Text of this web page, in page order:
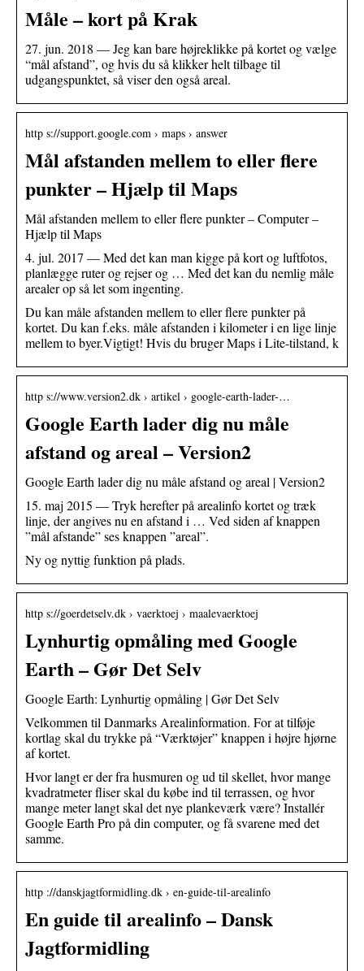
Måle – kort på Krak
27. jun. 2018 — Jeg kan bare højreklikke på kortet og vælge
“mål afstand”, og hvis du så klikker helt tilbage til
udgangspunktet, så viser den også areal.
http s://support.google.com › maps › answer
Mål afstanden mellem to eller flere
punkter – Hjælp til Maps
Mål afstanden mellem to eller flere punkter – Computer –
Hjælp til Maps
4. jul. 2017 — Med det kan man kigge på kort og luftfotos,
planlægge ruter og rejser og … Med det kan du nemlig måle
arealer op så let som ingenting.
Du kan måle afstanden mellem to eller flere punkter på
kortet. Du kan f.eks. måle afstanden i kilometer i en lige linje
mellem to byer.Vigtigt! Hvis du bruger Maps i Lite-tilstand, k
http s://www.version2.dk › artikel › google-earth-lader-…
Google Earth lader dig nu måle
afstand og areal – Version2
Google Earth lader dig nu måle afstand og areal | Version2
15. maj 2015 — Tryk herefter på arealinfo kortet og træk
linje, der angives nu en afstand i … Ved siden af knappen
”mål afstande” ses knappen ”areal”.
Ny og nyttig funktion på plads.
http s://goerdetselv.dk › vaerktoej › maalevaerktoej
Lynhurtig opmåling med Google
Earth – Gør Det Selv
Google Earth: Lynhurtig opmåling | Gør Det Selv
Velkommen til Danmarks Arealinformation. For at tilføje
kortlag skal du trykke på “Værktøjer” knappen i højre hjørne
af kortet.
Hvor langt er der fra husmuren og ud til skellet, hvor mange
kvadratmeter fliser skal du købe ind til terrassen, og hvor
mange meter langt skal det nye plankeværk være? Installér
Google Earth Pro på din computer, og få svarene med det
samme.
http ://danskjagtformidling.dk › en-guide-til-arealinfo
En guide til arealinfo – Dansk
Jagtformidling